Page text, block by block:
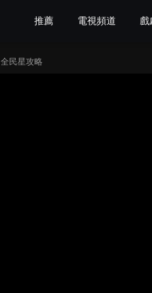
推薦 電視頻道 戲
全民星攻略